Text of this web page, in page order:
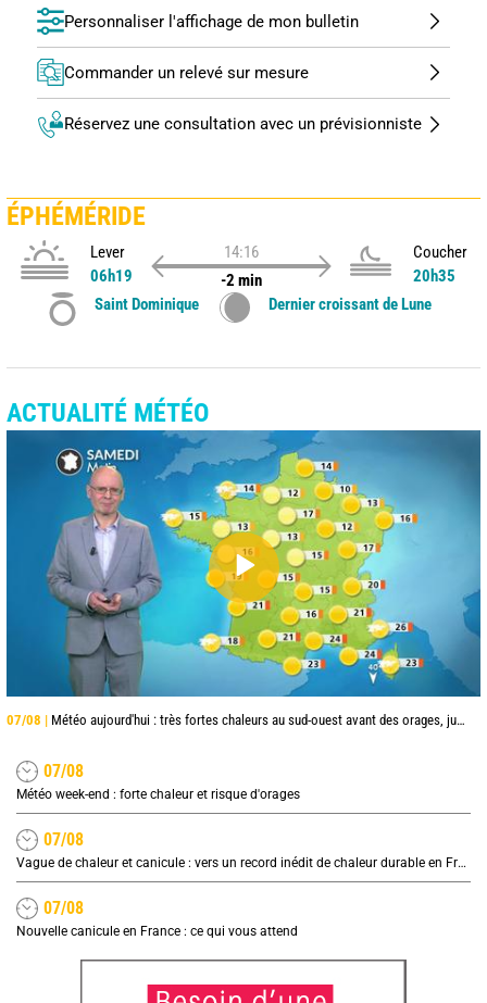
Personnaliser l'affichage de mon bulletin
Commander un relevé sur mesure
Réservez une consultation avec un prévisionniste
ÉPHÉMÉRIDE
Lever
06h19
14:16
-2 min
Coucher
20h35
Saint Dominique
Dernier croissant de Lune
ACTUALITÉ MÉTÉO
07/08 | Météo aujourd'hui : très fortes chaleurs au sud-ouest avant des orages, jusqu'à 39°C
07/08
Météo week-end : forte chaleur et risque d'orages
07/08
Vague de chaleur et canicule : vers un record inédit de chaleur durable en France
07/08
Nouvelle canicule en France : ce qui vous attend